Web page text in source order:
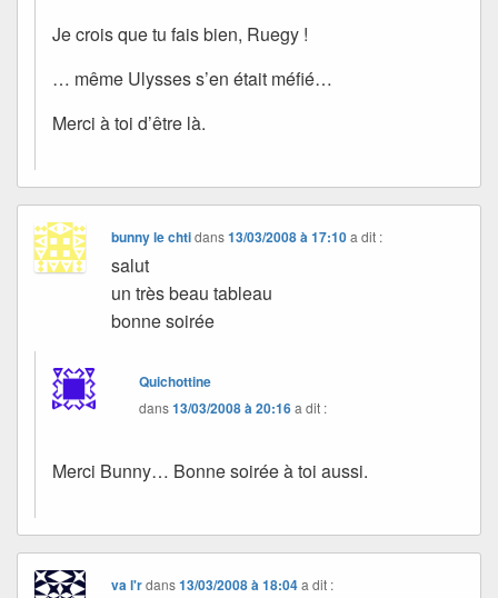
Je crois que tu fais bien, Ruegy !
… même Ulysses s’en était méfié…
Merci à toi d’être là.
bunny le chtidans13/03/2008 à 17:10 a dit :
salut
un très beau tableau
bonne soirée
Quichottine
dans13/03/2008 à 20:16a dit :
Merci Bunny… Bonne soirée à toi aussi.
va l'rdans13/03/2008 à 18:04 a dit :